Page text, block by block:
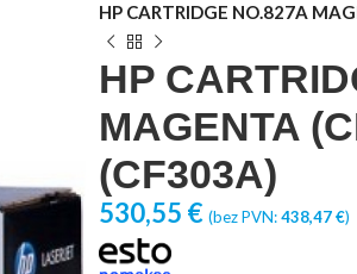
HP CARTRIDGE NO.827A
HP
MAGENTA
(CF303A)
530,55 € (bez PVN:438,47€)